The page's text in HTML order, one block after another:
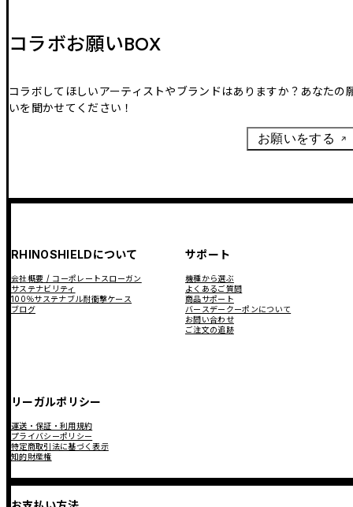
コラボお願いBOX
コラボしてほしいアーティストやブランドはありますか？あなたの
いを聞かせてください！
お願いをする
RHINOSHIELDについて
会社概要 / コーポレートスローガン
サステナビリティ
100％サステナブル耐衝撃ケース
ブログ
サポート
機種から選ぶ
よくあるご質問
商品サポート
バースデークーポンについて
お問い合わせ
ご注文の追跡
リーガルポリシー
運送・保証・利用規約
プライバシーポリシー
特定商取引法に基づく表示
知的財産権